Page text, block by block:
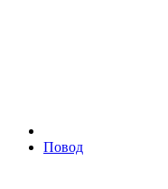
Повод